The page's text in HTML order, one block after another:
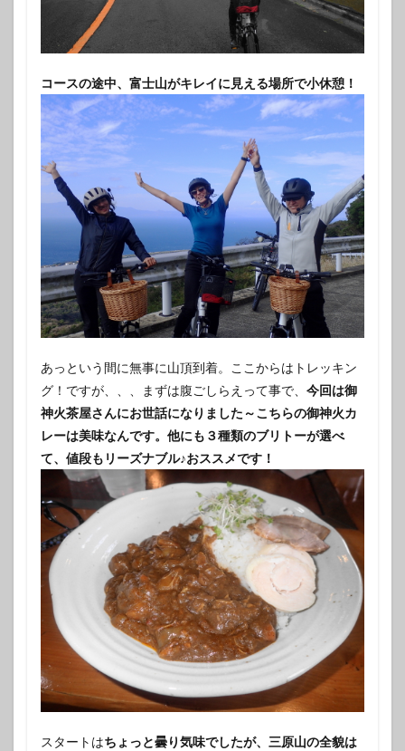
コースの途中、富士山がキレイに見える場所で小休憩！
あっという間に無事に山頂到着。ここからはトレッキン
グ！ですが、、、まずは腹ごしらえって事で、 今回は御
神火茶屋さんにお世話になりました～こちらの御神火カ
レーは美味なんです。他にも３種類のブリトーが選べ
て、値段もリーズナブル♪おススメです！
スタートはちょっと曇り気味でしたが、三原山の全貌は